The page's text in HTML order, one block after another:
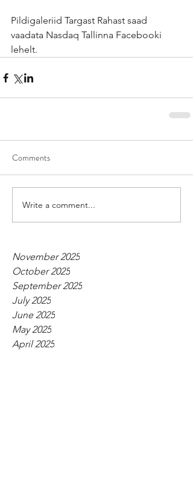
Pildigaleriid Targast Rahast saad
vaadata Nasdaq Tallinna Facebooki
lehelt.
Comments
Write a comment...
November 2025
October 2025
September 2025
July 2025
June 2025
May 2025
April 2025